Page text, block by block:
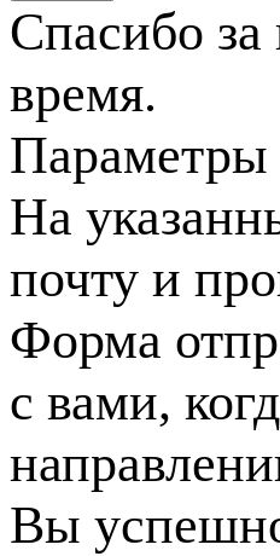
Спасибо
время.
Параметры
На
почту и
Форма
с вами,
Вы